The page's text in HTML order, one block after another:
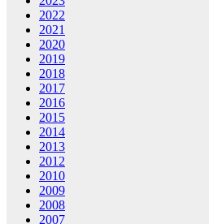
2022
2021
2020
2019
2018
2017
2016
2015
2014
2013
2012
2010
2009
2008
2007